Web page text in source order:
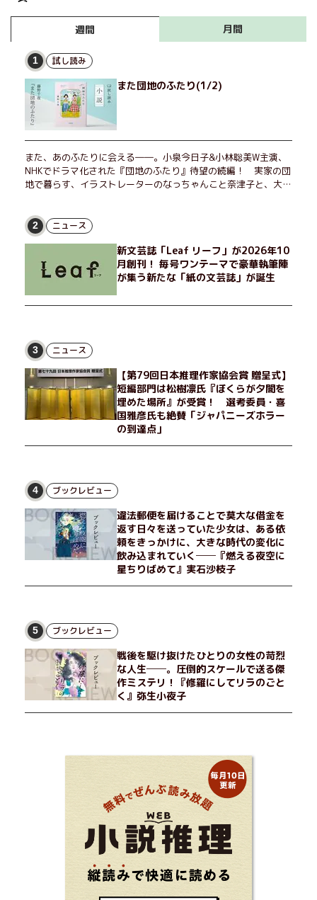
週間 月間
1 試し読み
また団地のふたり(1/2)
また、あのふたりに会える――。小泉今日子&小林聡美W主演、
NHKでドラマ化された『団地のふたり』待望の続編！ 実家の団
地で暮らす、イラストレーターのなっちゃんこと奈津子と、大学
げたり、部屋でふたりだけの「台湾映画祭」を催したり。50代
独身、幼なじみの変わらぬ友情とささやかな幸せの日々を描く。
2 ニュース
新文芸誌「Leaf リーフ」が2026年10
月創刊！ 毎号ワンテーマで豪華執筆陣
が集う新たな「紙の文芸誌」が誕生
3 ニュース
【第79回日本推理作家協会賞 贈呈式】
短編部門は松樹凛氏『ぼくらが夕闇を
埋めた場所』が受賞！ 選考委員・喜
国雅彦氏も絶賛「ジャパニーズホラー
の到達点」
4 ブックレビュー
違法郵便を届けることで莫大な借金を
返す日々を送っていた少女は、ある依
頼をきっかけに、大きな時代の変化に
飲み込まれていく──『燃える夜空に
星ちりばめて』実石沙枝子
5 ブックレビュー
戦後を駆け抜けたひとりの女性の苛烈
な人生──。圧倒的スケールで送る傑
作ミステリ！『修羅にしてリラのごと
く』弥生小夜子